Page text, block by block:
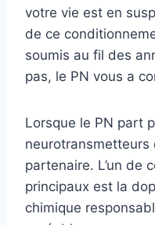
votre vie est en
de ce
soumis au fil des
pas, le PN vous a
Lorsque le PN part
neurotransmetteurs
partenaire. L’un de
principaux est la
chimique